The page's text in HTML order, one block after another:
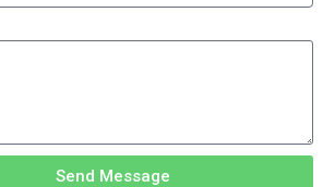
Send Message